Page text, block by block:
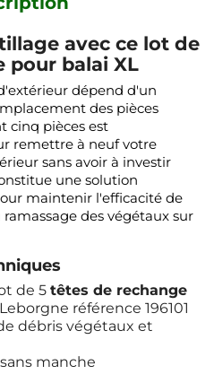
avec ce lot de
pour balai XL
dépend d'un
des pièces
cinq pièces est
remettre à neuf votre
sans avoir à investir
une solution
maintenir l'efficacité de
ramassage des végétaux sur
de 5 têtes de rechange
référence 196101
débris végétaux et
manche